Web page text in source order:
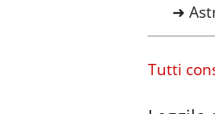
➜
Tutti